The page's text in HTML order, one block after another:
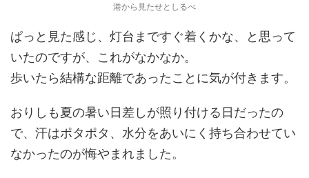
港から見たせとしるべ
ぱっと見た感じ、灯台まですぐ着くかな、と思って
いたのですが、これがなかなか。
歩いたら結構な距離であったことに気が付きます。
おりしも夏の暑い日差しが照り付ける日だったの
で、汗はポタポタ、水分をあいにく持ち合わせてい
なかったのが悔やまれました。